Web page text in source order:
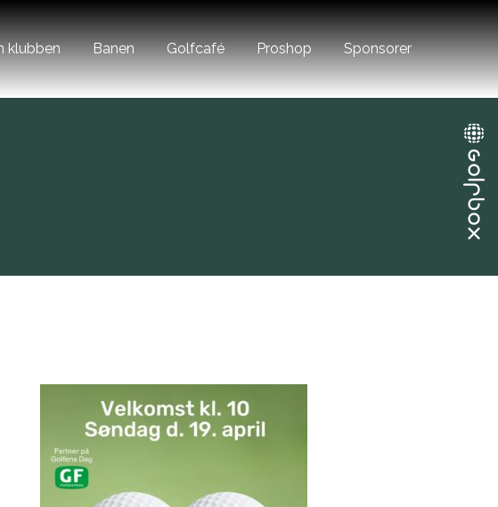
klubben Banen Golfcafé Proshop Sponsorer